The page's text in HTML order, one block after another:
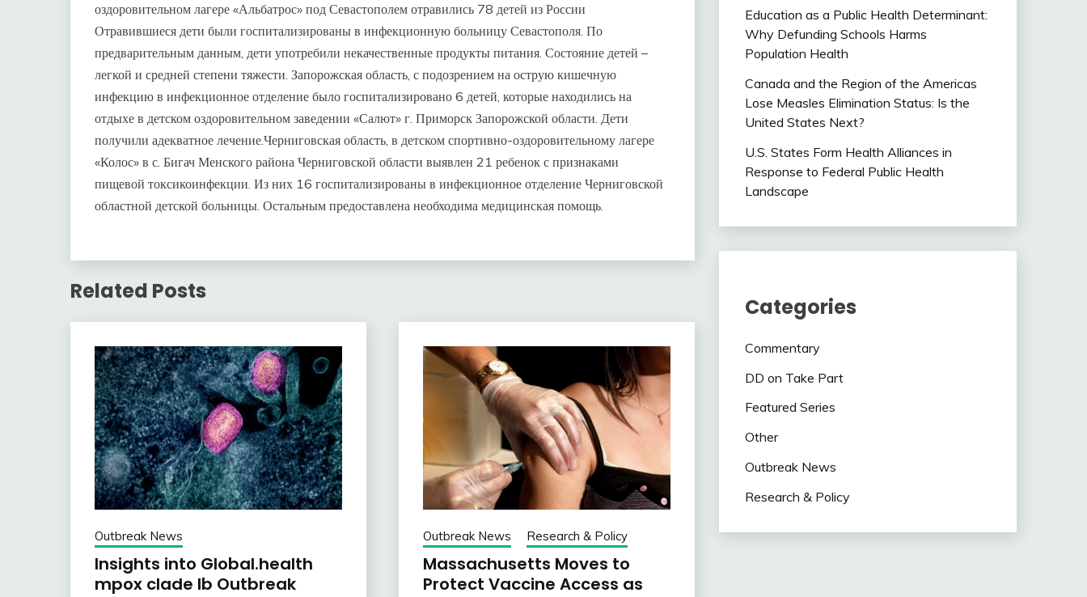
оздоровительном лагере «Альбатрос» под Севастополем отравились 78 детей из России
Отравившиеся дети были госпитализированы в инфекционную больницу Севастополя. По
предварительным данным, дети употребили некачественные продукты питания. Состояние детей –
легкой и средней степени тяжести. Запорожская область, с подозрением на острую кишечную
инфекцию в инфекционное отделение было госпитализировано 6 детей, которые находились на
отдыхе в детском оздоровительном заведении «Салют» г. Приморск Запорожской области. Дети
получили адекватное лечение.Черниговская область, в детском спортивно-оздоровительному лагере
«Колос» в с. Бигач Менского района Черниговской области выявлен 21 ребенок с признаками
пищевой токсикоинфекции. Из них 16 госпитализированы в инфекционное отделение Черниговской
областной детской больницы. Остальным предоставлена необходима медицинская помощь.
Related Posts
Outbreak News
Insights into Global.health
mpox clade Ib Outbreak
Outbreak News Research & Policy
Massachusetts Moves to
Protect Vaccine Access as
Education as a Public Health Determinant:
Why Defunding Schools Harms
Population Health
Canada and the Region of the Americas
Lose Measles Elimination Status: Is the
United States Next?
U.S. States Form Health Alliances in
Response to Federal Public Health
Landscape
Categories
Commentary
DD on Take Part
Featured Series
Other
Outbreak News
Research & Policy